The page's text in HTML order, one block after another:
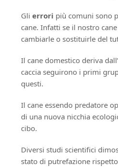
Glierrori più comuni sono
cane. Infatti se il nostro
cambiarle o sostituirle del
Il cane domestico deriva
caccia seguirono i primi
questi.
Il cane essendo predatore
di una nuova nicchia
cibo.
Diversi studi scientifici
stato di putrefazione